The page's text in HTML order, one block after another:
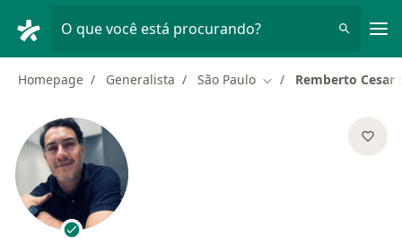
O que você está procurando?
Homepage Generalista São Paulo Mudar de cidade
Remberto Cesar